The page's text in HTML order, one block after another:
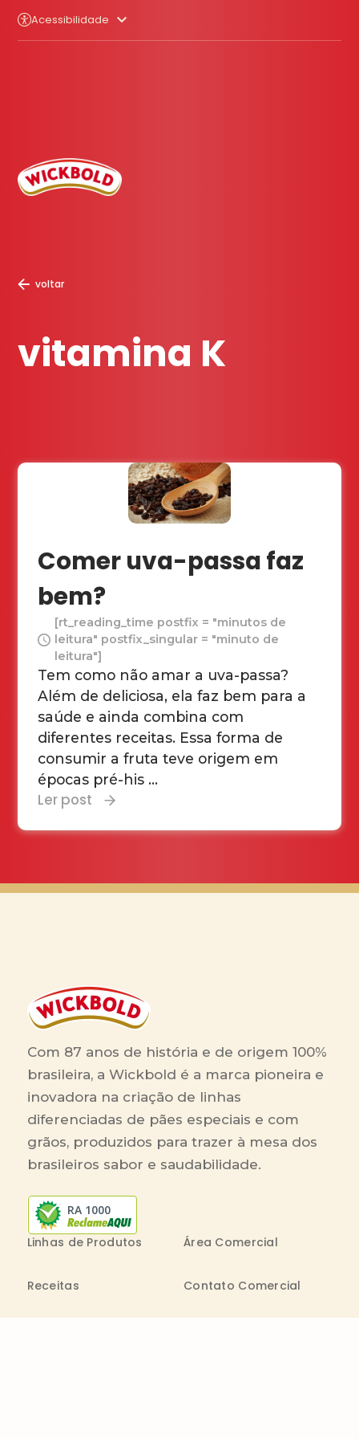
Acessibilidade
voltar
vitamina K
Comer uva-passa faz
bem?
[rt_reading_time postfix = "minutos de
leitura" postfix_singular = "minuto de
leitura"]
Tem como não amar a uva-passa?
Além de deliciosa, ela faz bem para a
saúde e ainda combina com
diferentes receitas. Essa forma de
consumir a fruta teve origem em
épocas pré-his ...
Ler post
Com 87 anos de história e de origem 100%
brasileira, a Wickbold é a marca pioneira e
inovadora na criação de linhas
diferenciadas de pães especiais e com
grãos, produzidos para trazer à mesa dos
brasileiros sabor e saudabilidade.
RA 1000
Linhas de Produtos Área Comercial
Receitas Contato Comercial